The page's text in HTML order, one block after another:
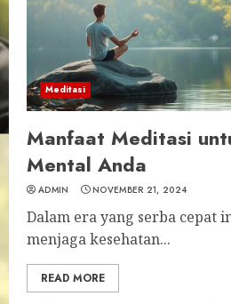
Meditasi
Manfaat Meditasi
Mental Anda
ADMIN NOVEMBER 21, 2024
Dalam era yang serba cepat
menjaga kesehatan...
READ MORE